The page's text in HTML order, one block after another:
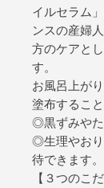
イルセラム
ンスの産婦
方のケアと
す。
お風呂上が
塗布するこ
◎黒ずみや
◎生理やお
待できます。
【３つのこ